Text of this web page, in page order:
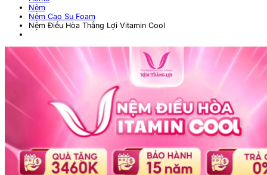
Nệm
Nệm Cao Su Foam
Nệm Điều Hòa Thắng Lợi Vitamin Cool